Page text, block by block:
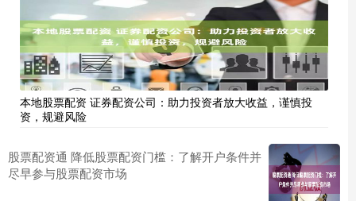
本地股票配资 证券配资公司：助力投资者放大收益，谨慎投
资，规避风险
股票配资通 降低股票配资门槛：了解开户条件并
尽早参与股票配资市场